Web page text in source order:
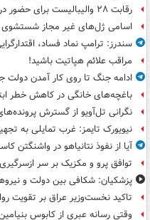
رقابت ۲۸ والیبالیست برای حضور در فهرست نهایی تیم ملی
اسامی ژل‌های غیر مجاز
سندرز: ترامپ نماد فساد،
مراقب علائم هپاتیت باشید!
ادامه جنگ تا روی کار آمدن دولت
باغچه‌های خانگی در کاهش خطر
نگرانی تل‌آویو از گسترش
نیویورک تایمز: غرب تمایلی به
آیا از نفوذ نتانیاهو در واشنگتن
توافق پرو و مکزیک بر سر
پزشکیان: شکافی بین دولت و
تاکید نخست‌وزیر عراق بر تقویت
وقتی رسانه عبری از کابوس